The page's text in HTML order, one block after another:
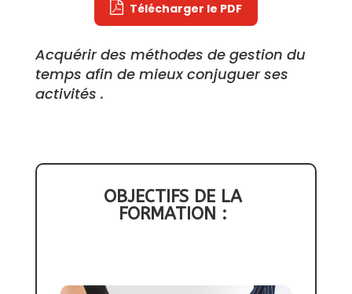
Télécharger le PDF
Acquérir des méthodes de gestion du
temps afin de mieux conjuguer ses
activités .
OBJECTIFS DE LA
FORMATION :